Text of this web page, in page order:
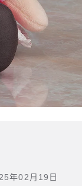
年02月19日